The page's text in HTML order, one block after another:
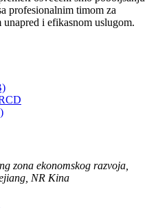
profesionalnim timom za
i efikasnom uslugom.
zona ekonomskog razvoja,
NR Kina